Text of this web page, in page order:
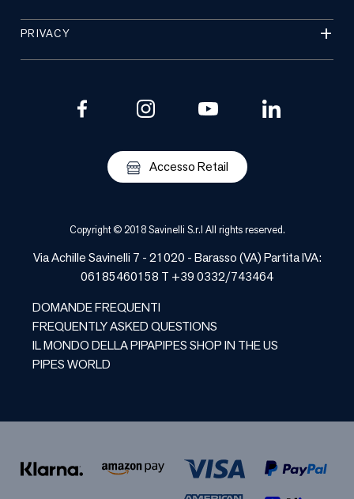
PRIVACY
Accesso Retail
Copyright © 2018 Savinelli S.r.l All rights reserved.
Via Achille Savinelli 7 - 21020 -Barasso(VA) Partita IVA:
06185460158 T +39 0332/743464
DOMANDE FREQUENTI
FREQUENTLY ASKED QUESTIONS
IL MONDO DELLA PIPAPIPES SHOP IN THE US
PIPES WORLD